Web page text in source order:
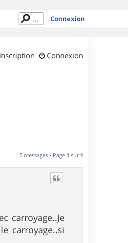
Connexion
Connexion
Inscription
5 messages • Page 1 sur 1
carroyage..Je
carroyage..si